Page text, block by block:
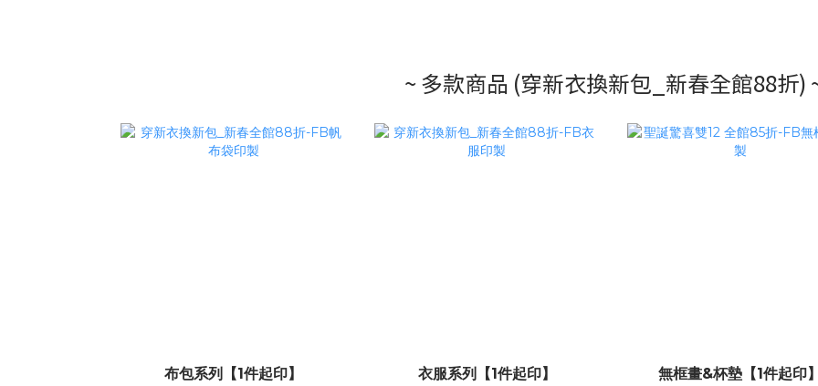
~ 多款商品 (穿新衣換新包_新春全館88折)
布包系列【1件起印】 衣服系列【1件起印】 無框畫&杯墊【1件起印